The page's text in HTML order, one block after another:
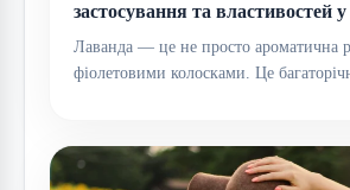
застосування та властивостей у
Лаванда — це не просто ароматична
фіолетовими колосками. Це